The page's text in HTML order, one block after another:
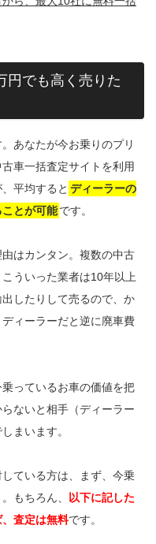
円でも高く売りた
あなたが今お乗りのプリ
車一括査定サイトを利用
平均すると ディーラーの
とが可能です。
はカンタン。複数の中古
ういった業者は10年以上
したりして売るので、か
ィーラーだと逆に廃車費
っているお車の価値を把
ないと相手（ディーラー
まいます。
ている方は、まず、今乗
もちろん、
以下に記した
査定は無料です。